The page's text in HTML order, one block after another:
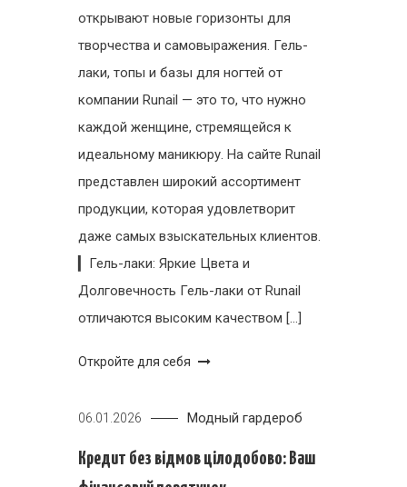
открывают новые горизонты для
творчества и самовыражения. Гель-
лаки, топы и базы для ногтей от
компании Runail — это то, что нужно
каждой женщине, стремящейся к
идеальному маникюру. На сайте Runail
представлен широкий ассортимент
продукции, которая удовлетворит
даже самых взыскательных клиентов.
▎Гель-лаки: Яркие Цвета и
Долговечность Гель-лаки от Runail
отличаются высоким качеством […]
Откройте для себя
06.01.2026 Модный гардероб
Кредит без відмов цілодобово: Ваш